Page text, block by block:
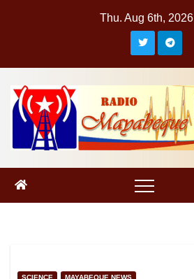
Thu. Aug 6th, 2026
SCIENCE MAYABEQUE NEWS